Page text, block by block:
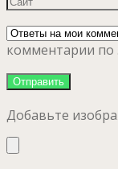
комментарии по
Добавьте